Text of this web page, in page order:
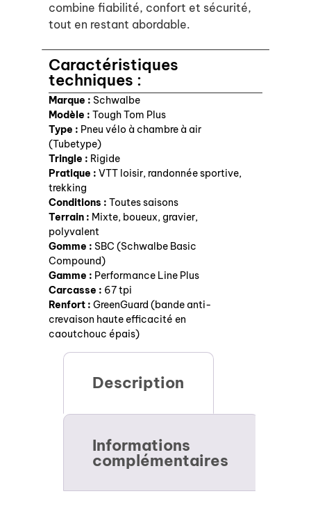
combine fiabilité, confort et sécurité,
tout en restant abordable.
Caractéristiques
techniques :
Marque : Schwalbe
Modèle : Tough Tom Plus
Type : Pneu vélo à chambre à air
(Tubetype)
Tringle : Rigide
Pratique : VTT loisir, randonnée sportive,
trekking
Conditions : Toutes saisons
Terrain : Mixte, boueux, gravier,
polyvalent
Gomme : SBC (Schwalbe Basic
Compound)
Gamme : Performance Line Plus
Carcasse : 67 tpi
Renfort : GreenGuard (bande anti-
crevaison haute efficacité en
caoutchouc épais)
Description
Informations
complémentaires